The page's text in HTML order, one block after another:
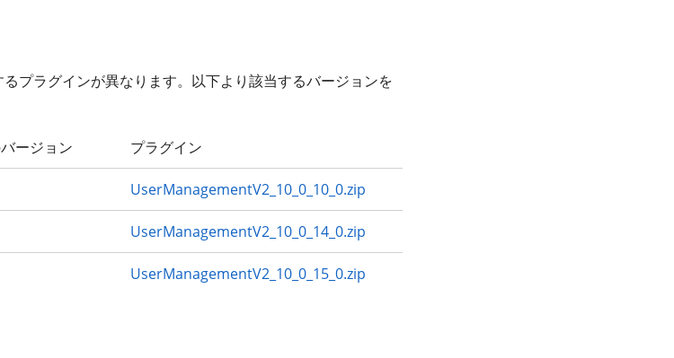
プラグインが異なります。以下より該当するバージョンを
ージョン プラグイン
UserManagementV2_10_0_10_0.zip
UserManagementV2_10_0_14_0.zip
UserManagementV2_10_0_15_0.zip